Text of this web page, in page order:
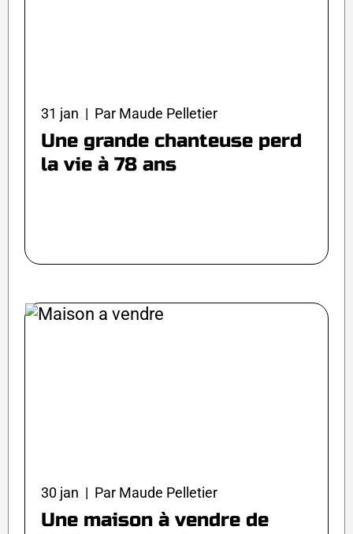
31 jan | Par Maude Pelletier
Une grande chanteuse perd
la vie à 78 ans
30 jan | Par Maude Pelletier
Une maison à vendre de